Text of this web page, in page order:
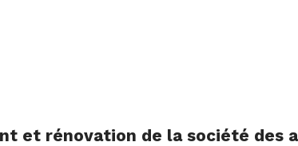
et rénovation de la société des